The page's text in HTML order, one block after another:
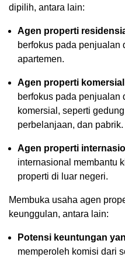
dipilih, antara lain:
Agen properti
berfokus pada penjualan
apartemen.
Agen properti komersial
berfokus pada penjualan
komersial, seperti
perbelanjaan, dan pabrik.
Agen properti
internasional membantu
properti di luar negeri.
Membuka usaha agen
keunggulan, antara lain:
Potensi keuntungan
memperoleh komisi dari